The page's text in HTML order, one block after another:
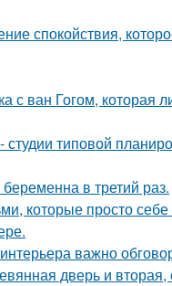
спокойствия,
с ван Гогом, которая
типовой
в третий раз.
которые просто себе
важно
дверь и